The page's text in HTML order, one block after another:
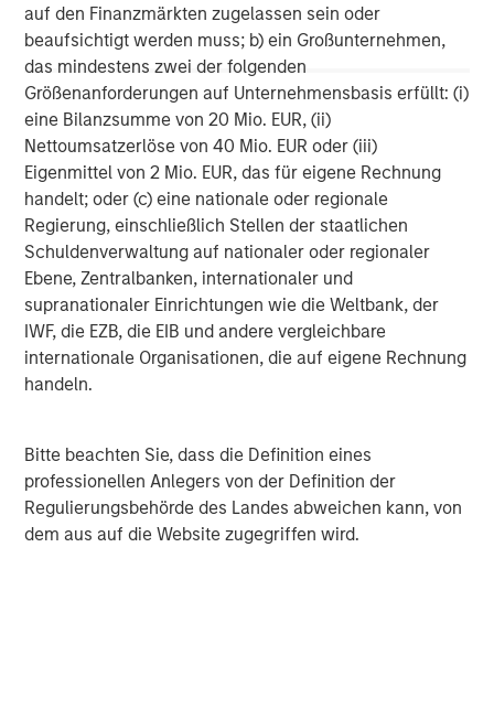
auf den Finanzmärkten zugelassen sein oder
beaufsichtigt werden muss; b) ein Großunternehmen,
das mindestens zwei der folgenden
Größenanforderungen auf Unternehmensbasis erfüllt: (i)
eine Bilanzsumme von 20 Mio. EUR, (ii)
Nettoumsatzerlöse von 40 Mio. EUR oder (iii)
Eigenmittel von 2 Mio. EUR, das für eigene Rechnung
handelt; oder (c) eine nationale oder regionale
Regierung, einschließlich Stellen der staatlichen
Schuldenverwaltung auf nationaler oder regionaler
Ebene, Zentralbanken, internationaler und
supranationaler Einrichtungen wie die Weltbank, der
IWF, die EZB, die EIB und andere vergleichbare
internationale Organisationen, die auf eigene Rechnung
handeln.
Bitte beachten Sie, dass die Definition eines
professionellen Anlegers von der Definition der
Regulierungsbehörde des Landes abweichen kann, von
dem aus auf die Website zugegriffen wird.
PMP is a registered mark of Project Management
Institute, Inc.
Morgan Stanley Capital Partners
Morgan Stanley Capital Partners manages a middle-
market private equity platform with a strong focus on
value creation. The team has invested capital in a broad
spectrum of industries for over two decades.
MSIM Spokesperson
David N. Miller
Managing Director